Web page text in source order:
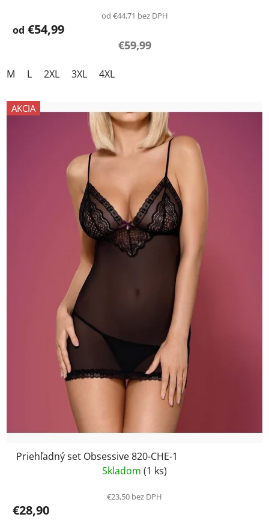
od €44,71 bez DPH
od €54,99
€59,99
M L 2XL 3XL 4XL
AKCIA
Priehľadný set Obsessive 820-CHE-1
Skladom (1 ks)
€23,50 bez DPH
€28,90